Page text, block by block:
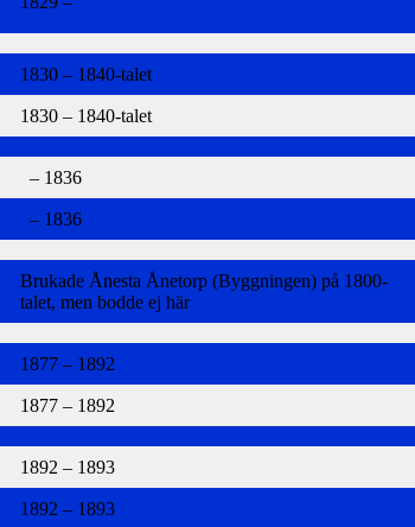
1830 – 1840-talet
1830 – 1840-talet
– 1836
– 1836
Brukade Ånesta Ånetorp (Byggningen) på 1800-
talet, men bodde ej här
1877 – 1892
1877 – 1892
1892 – 1893
1892 – 1893